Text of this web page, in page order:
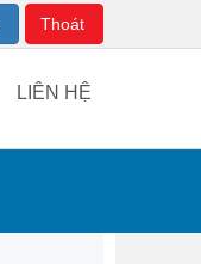
Thoát
LIÊN HỆ